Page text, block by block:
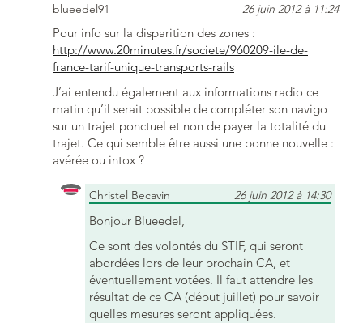
blueedel91 26 juin 2012 à 11:24
Pour info sur la disparition des zones :
http://www.20minutes.fr/societe/960209-ile-de-
france-tarif-unique-transports-rails
J’ai entendu également aux informations radio ce
matin qu’il serait possible de compléter son navigo
sur un trajet ponctuel et non de payer la totalité du
trajet. Ce qui semble être aussi une bonne nouvelle :
avérée ou intox ?
Christel Becavin 26 juin 2012 à 14:30
Bonjour Blueedel,
Ce sont des volontés du STIF, qui seront
abordées lors de leur prochain CA, et
éventuellement votées. Il faut attendre les
résultat de ce CA (début juillet) pour savoir
quelles mesures seront appliquées.